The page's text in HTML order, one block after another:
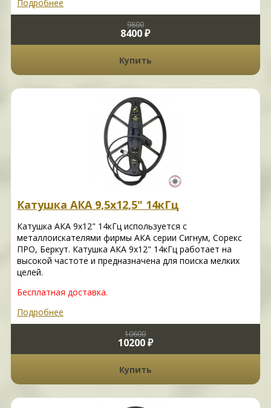
Подробнее
9800
8400 ₽
Купить
Катушка АКА 9,5х12,5" 14кГц
Катушка АКА 9х12" 14кГц используется с
металлоискателями фирмы АКА серии Сигнум, Сорекс
ПРО, Беркут. Катушка АКА 9х12" 14кГц работает на
высокой частоте и предназначена для поиска мелких
целей.
Бесплатная доставка.
Подробнее
10600
10200 ₽
Купить